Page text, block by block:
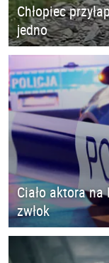
Chłopiec
jedno
Ciało aktora
zwłok